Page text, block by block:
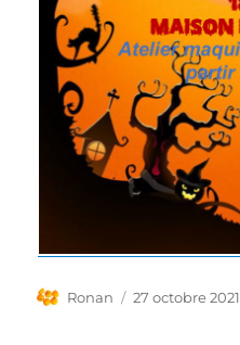
Auteur
Ronan
Publié
27 octobre 2021